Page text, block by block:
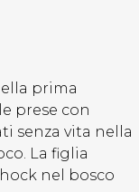
prima
prese con
senza vita nella
La figlia
nel bosco